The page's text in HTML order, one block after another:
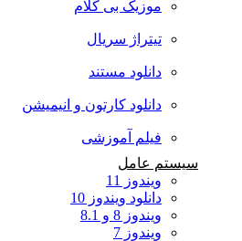
موزیک بی کلام
تیتراژ سریال
دانلود مستند
دانلود کارتون و انیمیشن
فیلم آموزشی
سیستم عامل
ویندوز 11
دانلود ویندوز 10
ویندوز 8 و 8.1
ویندوز 7